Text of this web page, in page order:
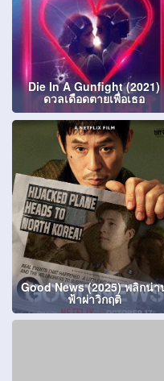
Die In A Gunfight (2021)
ดวลเดือดตายเพื่อเธอ
Good News (2025) พลิกน่า
ฟ้าผ่าวิกฤติ